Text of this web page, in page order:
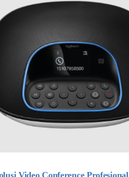
Video Conference Profesional